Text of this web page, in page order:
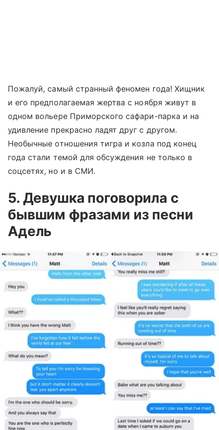
Пожалуй, самый странный феномен года! Хищник
и его предполагаемая жертва с ноября живут в
одном вольере Приморского сафари-парка и на
удивление прекрасно ладят друг с другом.
Необычные отношения тигра и козла под конец
года стали темой для обсуждения не только в
соцсетях, но и в СМИ.
5. Девушка поговорила с
бывшим фразами из песни
Адель